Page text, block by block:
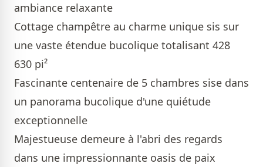
ambiance relaxante
Cottage champêtre au charme unique sis sur
une vaste étendue bucolique totalisant 428
630 pi²
Fascinante centenaire de 5 chambres sise dans
un panorama bucolique d'une quiétude
exceptionnelle
Majestueuse demeure à l'abri des regards
dans une impressionnante oasis de paix